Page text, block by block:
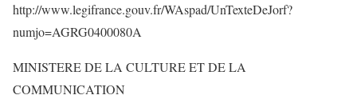
http://www.legifrance.gouv.fr/WAspad/UnTexteDeJorf?
numjo=AGRG0400080A
MINISTERE DE LA CULTURE ET DE LA
COMMUNICATION